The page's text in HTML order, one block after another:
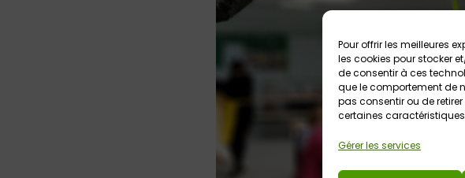
Pour offrir les meilleures
les cookies pour stocker
de consentir à ces
que le comportement de
pas consentir ou de
certaines
Gérer les services